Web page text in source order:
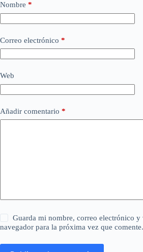
Nombre *
Correo electrónico *
Web
Añadir comentario *
Guarda mi nombre, correo electrónico y
navegador para la próxima vez que comente.